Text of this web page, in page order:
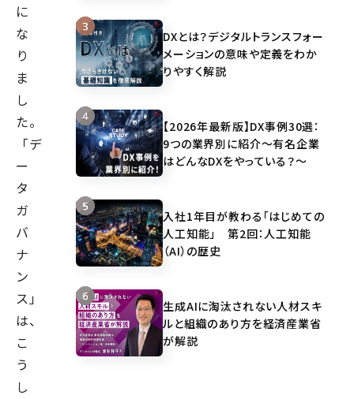
に
な
り
ま
し
た。
「デ
ー
タ
ガ
バ
ナ
ン
ス」
は、
こ
う
し
DXとは？デジタルトランスフォー
メーションの意味や定義をわか
りやすく解説
【2026年最新版】DX事例30選：
9つの業界別に紹介～有名企業
はどんなDXをやっている？～
入社1年目が教わる「はじめての
人工知能」 第2回：人工知能
（AI）の歴史
生成AIに淘汰されない人材スキ
ルと組織のあり方を経済産業省
が解説